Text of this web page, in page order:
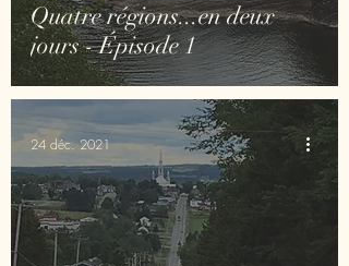
Quatre régions...en deux
jours - Épisode 1
24 déc. 2021